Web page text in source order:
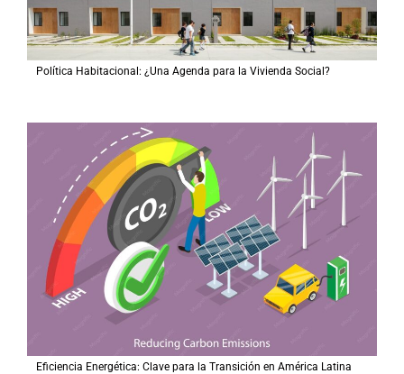
Política Habitacional: ¿Una Agenda para la Vivienda Social?
Eficiencia Energética: Clave para la Transición en América Latina